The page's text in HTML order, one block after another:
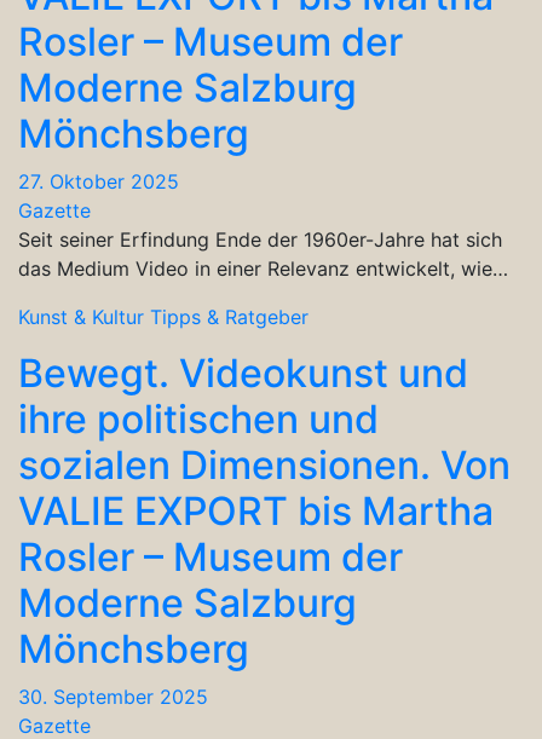
Rosler – Museum der
Moderne Salzburg
Mönchsberg
27. Oktober 2025
Gazette
Seit seiner Erfindung Ende der 1960er-Jahre hat sich
das Medium Video in einer Relevanz entwickelt, wie…
Kunst & Kultur Tipps & Ratgeber
Bewegt. Videokunst und
ihre politischen und
sozialen Dimensionen. Von
VALIE EXPORT bis Martha
Rosler – Museum der
Moderne Salzburg
Mönchsberg
30. September 2025
Gazette